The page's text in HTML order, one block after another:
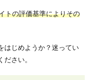
トの評価基準によりその
はじめようか？迷ってい
さい。